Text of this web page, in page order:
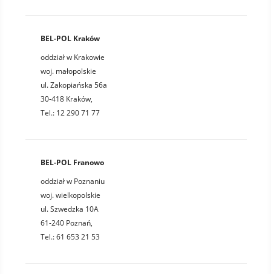
BEL-POL Kraków
oddział w Krakowie
woj. małopolskie
ul. Zakopiańska 56a
30-418 Kraków,
Tel.: 12 290 71 77
BEL-POL Franowo
oddział w Poznaniu
woj. wielkopolskie
ul. Szwedzka 10A
61-240 Poznań,
Tel.: 61 653 21 53